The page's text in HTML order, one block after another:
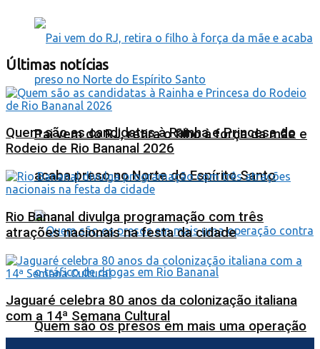
Pai vem do RJ, retira o filho à força da mãe e
acaba preso no Norte do Espírito Santo
Quem são os presos em mais uma operação
Últimas notícias
Quem são as candidatas à Rainha e Princesa do
Rodeio de Rio Bananal 2026
Rio Bananal divulga programação com três
atrações nacionais na festa da cidade
Jaguaré celebra 80 anos da colonização italiana
com a 14ª Semana Cultural